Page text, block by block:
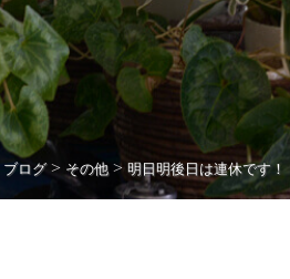
ブログ> その他 >明日明後日は連休です！